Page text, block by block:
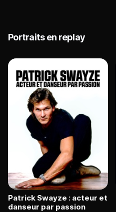
Portraits en replay
Patrick Swayze : acteur et
danseur par passion